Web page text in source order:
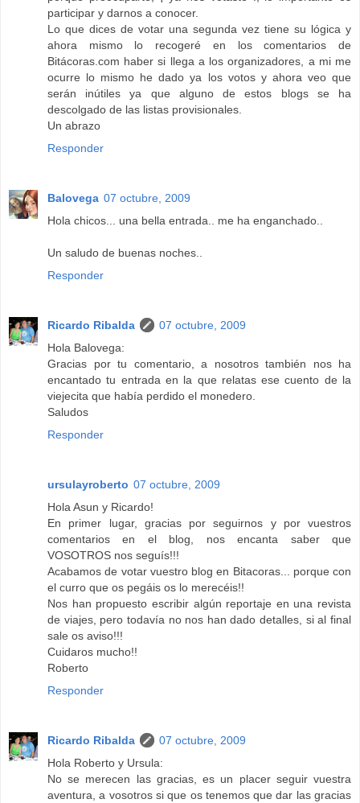
participar y darnos a conocer.
Lo que dices de votar una segunda vez tiene su lógica y
ahora mismo lo recogeré en los comentarios de
Bitácoras.com haber si llega a los organizadores, a mi me
ocurre lo mismo he dado ya los votos y ahora veo que
serán inútiles ya que alguno de estos blogs se ha
descolgado de las listas provisionales.
Un abrazo
Responder
Balovega 07 octubre, 2009
Hola chicos... una bella entrada.. me ha enganchado..
Un saludo de buenas noches..
Responder
Ricardo Ribalda
07 octubre, 2009
Hola Balovega:
Gracias por tu comentario, a nosotros también nos ha
encantado tu entrada en la que relatas ese cuento de la
viejecita que había perdido el monedero.
Saludos
Responder
ursulayroberto 07 octubre, 2009
Hola Asun y Ricardo!
En primer lugar, gracias por seguirnos y por vuestros
comentarios en el blog, nos encanta saber que
VOSOTROS nos seguís!!!
Acabamos de votar vuestro blog en Bitacoras... porque con
el curro que os pegáis os lo merecéis!!
Nos han propuesto escribir algún reportaje en una revista
de viajes, pero todavía no nos han dado detalles, si al final
sale os aviso!!!
Cuidaros mucho!!
Roberto
Responder
Ricardo Ribalda
07 octubre, 2009
Hola Roberto y Ursula:
No se merecen las gracias, es un placer seguir vuestra
aventura, a vosotros si que os tenemos que dar las gracias